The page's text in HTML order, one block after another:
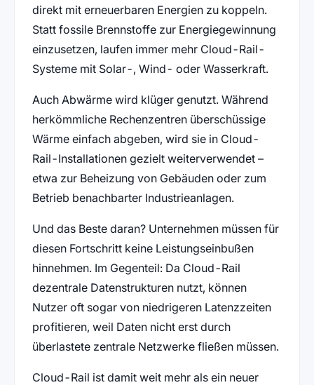
direkt mit erneuerbaren Energien zu koppeln.
Statt fossile Brennstoffe zur Energiegewinnung
einzusetzen, laufen immer mehr Cloud-Rail-
Systeme mit Solar-, Wind- oder Wasserkraft.
Auch Abwärme wird klüger genutzt. Während
herkömmliche Rechenzentren überschüssige
Wärme einfach abgeben, wird sie in Cloud-
Rail-Installationen gezielt weiterverwendet –
etwa zur Beheizung von Gebäuden oder zum
Betrieb benachbarter Industrieanlagen.
Und das Beste daran? Unternehmen müssen für
diesen Fortschritt keine Leistungseinbußen
hinnehmen. Im Gegenteil: Da Cloud-Rail
dezentrale Datenstrukturen nutzt, können
Nutzer oft sogar von niedrigeren Latenzzeiten
profitieren, weil Daten nicht erst durch
überlastete zentrale Netzwerke fließen müssen.
Cloud-Rail ist damit weit mehr als ein neuer